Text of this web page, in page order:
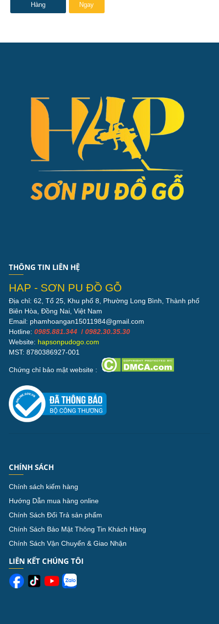
Hàng
Ngay
THÔNG TIN LIÊN HỆ
HAP - SƠN PU ĐỒ GỖ
Địa chỉ: 62, Tổ 25, Khu phố 8, Phường Long Bình, Thành phố
Biên Hòa, Đồng Nai, Việt Nam
Email: phamhoangan15011984@gmail.com
Hotline: 0985.881.344/ 0982.30.35.30
Website: hapsonpudogo.com
MST: 8780386927-001
Chứng chỉ bảo mật website :
CHÍNH SÁCH
Chính sách kiểm hàng
Hướng Dẫn mua hàng online
Chính Sách Đổi Trả sản phẩm
Chính Sách Bảo Mật Thông Tin Khách Hàng
Chính Sách Vận Chuyển & Giao Nhận
LIÊN KẾT CHÚNG TÔI